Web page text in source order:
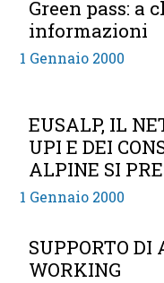
Green pass: a
informazioni
1 Gennaio 2000
EUSALP, IL
UPI E DEI
ALPINE SI
1 Gennaio 2000
SUPPORTO
WORKING